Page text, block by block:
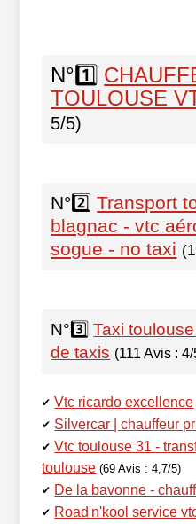
N°1️⃣
TOULOUSE
5/5)
N°2️⃣Transport
blagnac - vtc
sogue - no taxi
N°3️⃣Taxi
de taxis (111 Avis :
✔ Vtc ricardo excellence
✔ Silvercar | chauffeur
✔ Vtc toulouse 31 -
toulouse (69 Avis : 4,7/5)
✔ De la bavonne -
✔ Road'n'kool service